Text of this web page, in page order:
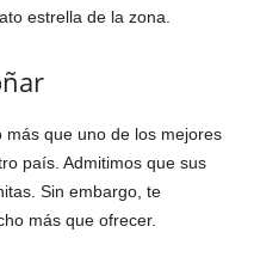
estrella de la zona.
que uno de los mejores
país. Admitimos que sus
Sin embargo, te
más que ofrecer.